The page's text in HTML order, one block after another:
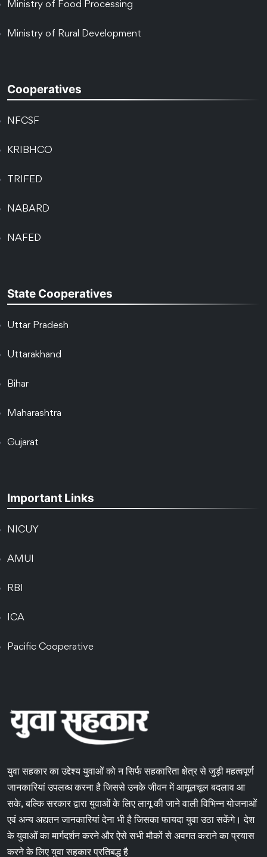
Ministry of Food Processing
Ministry of Rural Development
Cooperatives
NFCSF
KRIBHCO
TRIFED
NABARD
NAFED
State Cooperatives
Uttar Pradesh
Uttarakhand
Bihar
Maharashtra
Gujarat
Important Links
NICUY
AMUI
RBI
ICA
Pacific Cooperative
युवा सहकार का उद्देश्य युवाओं को न सिर्फ सहकारिता क्षेत्र से जुड़ी महत्वपूर्ण
जानकारियां उपलब्ध करना है जिससे उनके जीवन में आमूलचूल बदलाव आ
सके, बल्कि सरकार द्वारा युवाओं के लिए लागू की जाने वाली विभिन्न योजनाओं
एवं अन्य अद्यतन जानकारियां देना भी है जिसका फायदा युवा उठा सकेंगे। देश
के युवाओं का मार्गदर्शन करने और ऐसे सभी मौकों से अवगत कराने का प्रयास
करने के लिए युवा सहकार प्रतिबद्ध है